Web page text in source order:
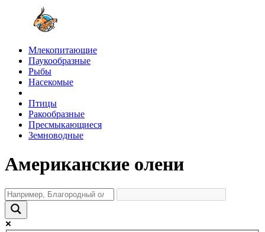
Млекопитающие
Паукообразные
Рыбы
Насекомые
Птицы
Ракообразные
Пресмыкающиеся
Земноводные
Американские олени